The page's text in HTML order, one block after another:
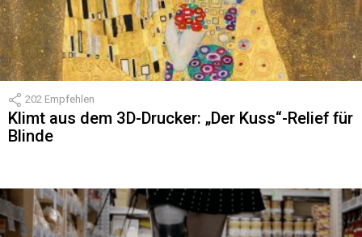
202 Empfehlen
Klimt aus dem 3D-Drucker: „Der Kuss“-Relief für
Blinde